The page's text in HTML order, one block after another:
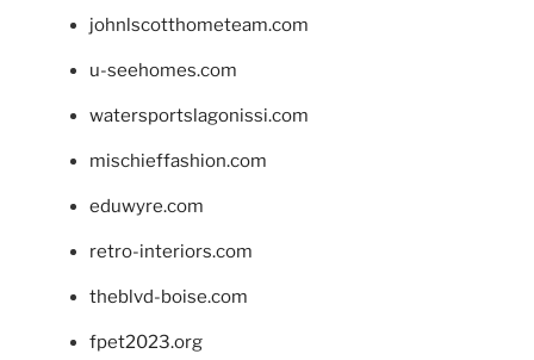
johnlscotthometeam.com
u-seehomes.com
watersportslagonissi.com
mischieffashion.com
eduwyre.com
retro-interiors.com
theblvd-boise.com
fpet2023.org